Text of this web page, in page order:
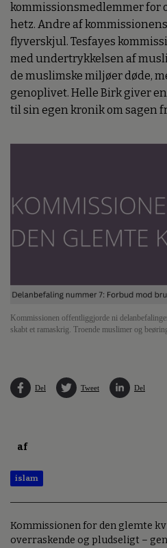
kommissionsmedlemmer for
hetz. Andre af
flyverskjul. Tesfayes
med undertrykkelsen af
de muslimske miljøer døde,
genoplivet. Helle Birk giver
til sin egen kronik om sagen
Kommissionen offentliggjorde ni
skabt et ramaskrig. Troende muslimer og
Del Tweet Del
af
islam
Kommissionen for den glemte
overraskende og pludseligt –